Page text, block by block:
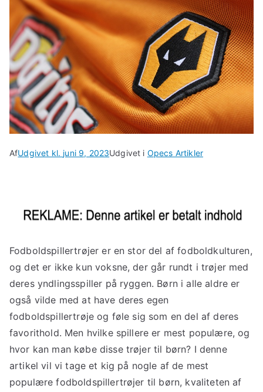
AfUdgivet kl. juni 9, 2023Udgivet i Opecs Artikler
Fodboldspillertrøjer er en stor del af fodboldkulturen,
og det er ikke kun voksne, der går rundt i trøjer med
deres yndlingsspiller på ryggen. Børn i alle aldre er
også vilde med at have deres egen
fodboldspillertrøje og føle sig som en del af deres
favorithold. Men hvilke spillere er mest populære, og
hvor kan man købe disse trøjer til børn? I denne
artikel vil vi tage et kig på nogle af de mest
populære fodboldspillertrøjer til børn, kvaliteten af